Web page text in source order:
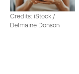
Credits: iStock /
Delmaine Donson